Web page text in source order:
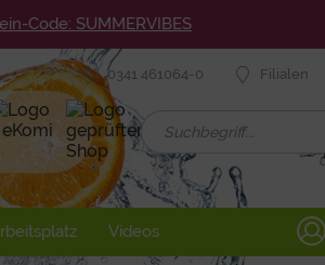
Code: SUMMERVIBES
0341 461064-0 Filialen
Videos